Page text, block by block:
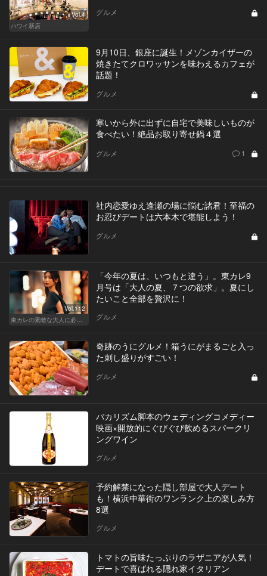
Vol.4
ハワイ新店
グルメ
9月10日、銀座に誕生！メゾンカイザーの
焼きたてクロワッサンを味わえるカフェが
話題！
グルメ
寒いから外に出ずに自宅で美味しいものが
食べたい！絶品お取り寄せ鍋４選
グルメ 1
社内恋愛ゆえ逢瀬の場に悩む諸君！至福の
お忍びデートは六本木で堪能しよう！
グルメ
Vol.112
「今年の夏は、いつもと違う」。東カレ9
月号は「大人の夏、７つの欲求」。夏にし
たいこと全部を贅沢に！
グルメ
奇跡のうにグルメ！箱うにがまるごと入っ
た刺し盛りがすごい！
グルメ
バカリズム脚本のウェディングコメディー
映画×開放的にぐびぐび飲めるスパークリ
ングワイン
グルメ
予約解禁になった隠し部屋で大人デート
も！横浜中華街のワンランク上の楽しみ方
8選
グルメ
トマトの旨味たっぷりのラザニアが人気！
デートで喜ばれる隠れ家イタリアン